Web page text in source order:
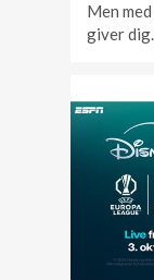
Men
giver